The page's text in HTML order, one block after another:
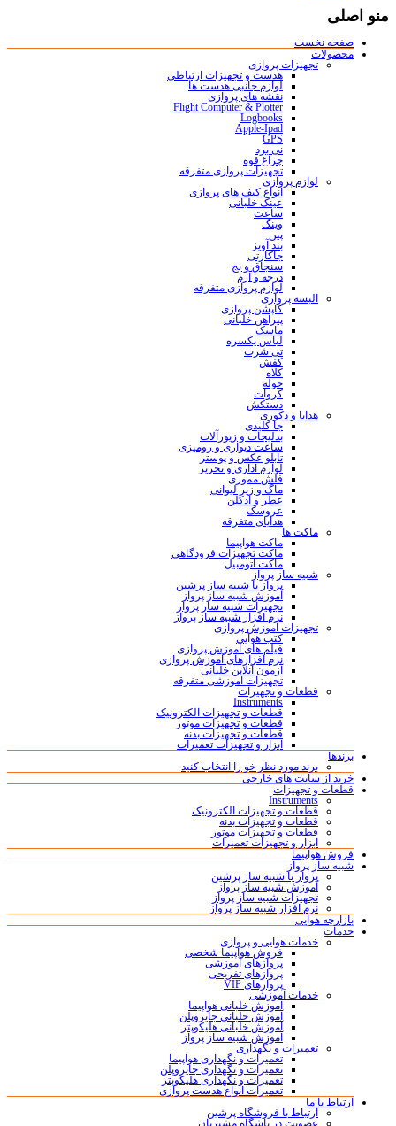
منو اصلی
صفحه نخست
محصولات
تجهیزات پروازی
هدست و تجهیزات ارتباطی
لوازم جانبی هدست ها
نقشه های پروازی
Flight Computer & Plotter
Logbooks
Apple-Ipad
GPS
نی برد
چراغ قوه
تجهیزات پروازی متفرقه
لوازم پروازی
انواع کیف های پروازی
عینک خلبانی
ساعت
وینگ
پین
بند آویز
جاکارتی
سنجاق و بج
درجه و آرم
لوازم پروازی متفرقه
البسه پروازی
کاپشن پروازی
پیراهن خلبانی
ماسک
لباس یکسره
تی شرت
کفش
کلاه
حوله
کروات
دستکش
هدایا و دکوری
جا کلیدی
بدلیجات و زیورآلات
ساعت دیواری و رومیزی
تابلو عکس و پوستر
لوازم اداری و تحریر
فلش مموری
ماگ و زیر لیوانی
عطر و ادکلن
عروسک
هدایای متفرقه
ماکت ها
ماکت هواپیما
ماکت تجهیزات فرودگاهی
ماکت اتومبیل
شبیه ساز پرواز
پرواز با شبیه ساز پرشین
آموزش شبیه ساز پرواز
تجهیزات شبیه ساز پرواز
نرم افزار شبیه ساز پرواز
تجهیزات آموزش پروازی
کتب هوایی
فیلم های آموزش پروازی
نرم افزارهای آموزش پروازی
آزمون آنلاین خلبانی
تجهیزات آموزشی متفرقه
قطعات و تجهیزات
Instruments
قطعات و تجهیزات الکترونیک
قطعات و تجهیزات موتور
قطعات و تجهیزات بدنه
ابزار و تجهیزات تعمیرات
برندها
برند مورد نظر خو را انتخاب کنید
خرید از سایت های خارجی
قطعات و تجهیزات
Instruments
قطعات و تجهیزات الکترونیک
قطعات و تجهیزات بدنه
قطعات و تجهیزات موتور
ابزار و تجهیزات تعمیرات
فروش هواپیما
شبیه ساز پرواز
پرواز با شبیه ساز پرشین
آموزش شبیه ساز پرواز
تجهیزات شبیه ساز پرواز
نرم افزار شبیه ساز پرواز
بازارچه هوایی
خدمات
خدمات هوایی و پروازی
فروش هواپیما شخصی
پروازهای آموزشی
پروازهای تفریحی
پروازهای VIP
خدمات آموزشی
آموزش خلبانی هواپیما
آموزش خلبانی جایروپلن
آموزش خلبانی هلیکوپتر
آموزش شبیه ساز پرواز
تعمیرات و نگهداری
تعمیرات و نگهداری هواپیما
تعمیرات و نگهداری جایروپلن
تعمیرات و نگهداری هلیکوپتر
تعمیرات انواع هدست پروازی
ارتباط با ما
ارتباط با فروشگاه پرشین
عضویت در باشگاه مشتریان